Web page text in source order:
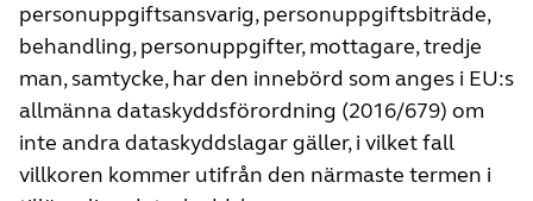
personuppgiftsansvarig, personuppgiftsbiträde,
behandling, personuppgifter, mottagare, tredje
man, samtycke, har den innebörd som anges i EU:s
allmänna dataskyddsförordning (2016/679) om
inte andra dataskyddslagar gäller, i vilket fall
villkoren kommer utifrån den närmaste termen i